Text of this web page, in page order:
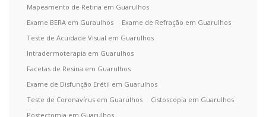
Mapeamento de Retina em Guarulhos
Exame BERA em Guraulhos
Exame de Refração em Guarulhos
Teste de Acuidade Visual em Guarulhos
Intradermoterapia em Guarulhos
Facetas de Resina em Guarulhos
Exame de Disfunção Erétil em Guarulhos
Teste de Coronavírus em Guarulhos
Cistoscopia em Guarulhos
Postectomia em Guarulhos